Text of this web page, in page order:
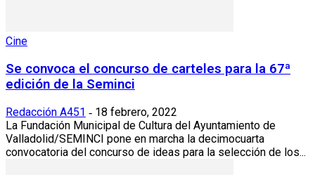
Cine
Se convoca el concurso de carteles para la 67ª
edición de la Seminci
Redacción A451 - 18 febrero, 2022
La Fundación Municipal de Cultura del Ayuntamiento de
Valladolid/SEMINCI pone en marcha la decimocuarta
convocatoria del concurso de ideas para la selección de los...